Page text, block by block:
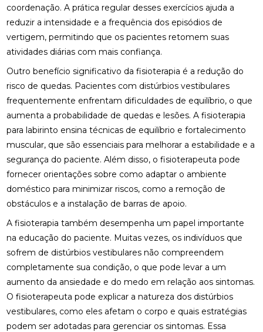
coordenação. A prática regular desses exercícios ajuda a
reduzir a intensidade e a frequência dos episódios de
vertigem, permitindo que os pacientes retomem suas
atividades diárias com mais confiança.
Outro benefício significativo da fisioterapia é a redução do
risco de quedas. Pacientes com distúrbios vestibulares
frequentemente enfrentam dificuldades de equilíbrio, o que
aumenta a probabilidade de quedas e lesões. A fisioterapia
para labirinto ensina técnicas de equilíbrio e fortalecimento
muscular, que são essenciais para melhorar a estabilidade e a
segurança do paciente. Além disso, o fisioterapeuta pode
fornecer orientações sobre como adaptar o ambiente
doméstico para minimizar riscos, como a remoção de
obstáculos e a instalação de barras de apoio.
A fisioterapia também desempenha um papel importante
na educação do paciente. Muitas vezes, os indivíduos que
sofrem de distúrbios vestibulares não compreendem
completamente sua condição, o que pode levar a um
aumento da ansiedade e do medo em relação aos sintomas.
O fisioterapeuta pode explicar a natureza dos distúrbios
vestibulares, como eles afetam o corpo e quais estratégias
podem ser adotadas para gerenciar os sintomas. Essa
BENEFÍCIOS DA ACUPUNTURA PARA SAÚDE
BENEFÍCIOS DA ACUPUNTURA RJ PARA SAÚDE E
BEM-ESTAR
BENEFÍCIOS DA OSTEOPATIA PARA A COLUNA
BENEFÍCIOS DA OSTEOPATIA RJ PARA SUA SAÚDE
BENEFÍCIOS DA PALMILA ORTOPÉDICA PARA
BENEFÍCIOS DA PALMILHA PARA JOANETE QUE
VOCÊ PRECISA CONHECER
BENEFÍCIOS DA QUIROPRAXIA CERVICAL
BENEFÍCIOS DA QUIROPRAXIA CERVICAL PARA SUA
SAÚDE
SAÚDE: GUIA COMPLETO
BENEFÍCIOS DA QUIROPRAXIA CERVICAL: UM GUIA
COMPLETO